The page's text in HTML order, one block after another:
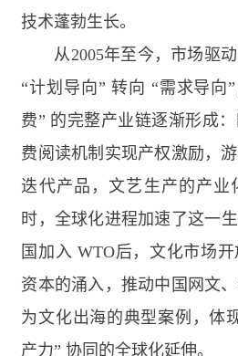
技术蓬勃生长。
从2005年至今，市场驱
“计划导向” 转向 “需求导向
费” 的完整产业链逐渐形成
费阅读机制实现产权激励，
迭代产品，文艺生产的产业
时，全球化进程加速了这一
国加入WTO后，文化市场
资本的涌入，推动中国网文
为文化出海的典型案例，
产力” 协同的全球化延伸。